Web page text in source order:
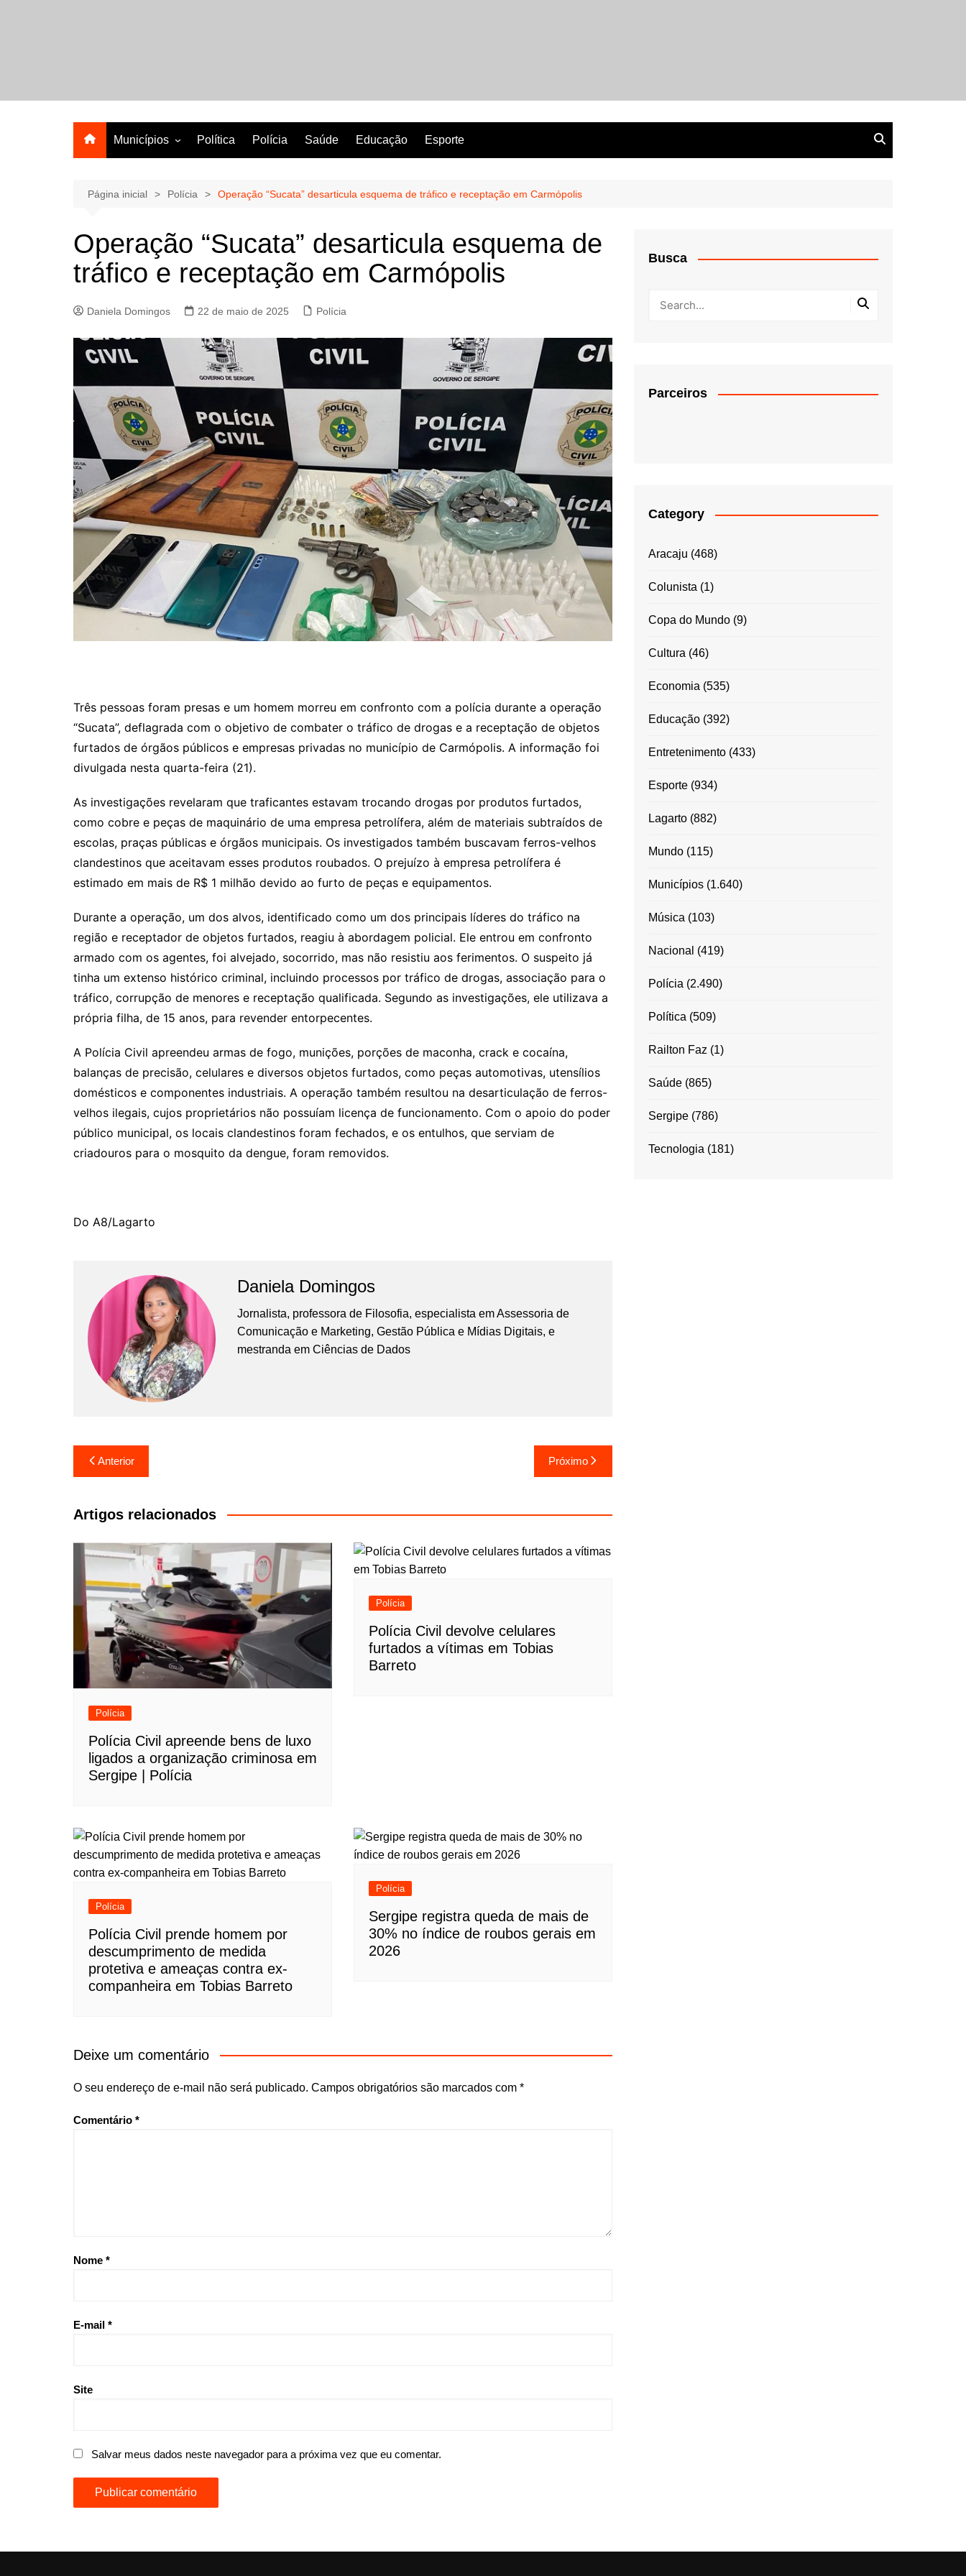
Municípios
Lagarto
Política Polícia Saúde Educação Esporte
Página inicial Polícia Operação “Sucata” desarticula esquema de tráfico e receptação em Carmópolis
Operação “Sucata” desarticula esquema de
tráfico e receptação em Carmópolis
Daniela Domingos 22 de maio de 2025 Polícia
Três pessoas foram presas e um homem morreu em confronto com a polícia durante a operação
“Sucata”, deflagrada com o objetivo de combater o tráfico de drogas e a receptação de objetos
furtados de órgãos públicos e empresas privadas no município de Carmópolis. A informação foi
divulgada nesta quarta-feira (21).
As investigações revelaram que traficantes estavam trocando drogas por produtos furtados,
como cobre e peças de maquinário de uma empresa petrolífera, além de materiais subtraídos de
escolas, praças públicas e órgãos municipais. Os investigados também buscavam ferros-velhos
clandestinos que aceitavam esses produtos roubados. O prejuízo à empresa petrolífera é
estimado em mais de R$ 1 milhão devido ao furto de peças e equipamentos.
Durante a operação, um dos alvos, identificado como um dos principais líderes do tráfico na
região e receptador de objetos furtados, reagiu à abordagem policial. Ele entrou em confronto
armado com os agentes, foi alvejado, socorrido, mas não resistiu aos ferimentos. O suspeito já
tinha um extenso histórico criminal, incluindo processos por tráfico de drogas, associação para o
tráfico, corrupção de menores e receptação qualificada. Segundo as investigações, ele utilizava a
própria filha, de 15 anos, para revender entorpecentes.
A Polícia Civil apreendeu armas de fogo, munições, porções de maconha, crack e cocaína,
balanças de precisão, celulares e diversos objetos furtados, como peças automotivas, utensílios
domésticos e componentes industriais. A operação também resultou na desarticulação de ferros-
velhos ilegais, cujos proprietários não possuíam licença de funcionamento. Com o apoio do poder
público municipal, os locais clandestinos foram fechados, e os entulhos, que serviam de
criadouros para o mosquito da dengue, foram removidos.
Do A8/Lagarto
Daniela Domingos
Jornalista, professora de Filosofia, especialista em Assessoria de
Comunicação e Marketing, Gestão Pública e Mídias Digitais, e
mestranda em Ciências de Dados
Navegação
de
Post
Anterior Próximo
Artigos relacionados
Polícia
Polícia Civil apreende bens de luxo
ligados a organização criminosa em
Sergipe | Polícia
Polícia
Polícia Civil devolve celulares
furtados a vítimas em Tobias
Barreto
Polícia
Polícia Civil prende homem por
descumprimento de medida
protetiva e ameaças contra ex-
companheira em Tobias Barreto
Polícia
Sergipe registra queda de mais de
30% no índice de roubos gerais em
2026
Deixe um comentário
O seu endereço de e-mail não será publicado. Campos obrigatórios são marcados com *
Comentário *
Nome *
E-mail *
Site
Salvar meus dados neste navegador para a próxima vez que eu comentar.
Busca
Parceiros
Category
Aracaju (468)
Colunista (1)
Copa do Mundo (9)
Cultura (46)
Economia (535)
Educação (392)
Entretenimento (433)
Esporte (934)
Lagarto (882)
Mundo (115)
Municípios (1.640)
Música (103)
Nacional (419)
Polícia (2.490)
Política (509)
Railton Faz (1)
Saúde (865)
Sergipe (786)
Tecnologia (181)